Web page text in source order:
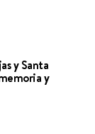
y Santa
y